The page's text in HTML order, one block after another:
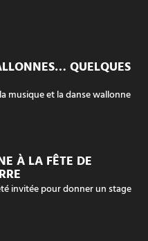
QUELQUES
musique et la danse wallonne
À LA FÊTE DE
invitée pour donner un stage